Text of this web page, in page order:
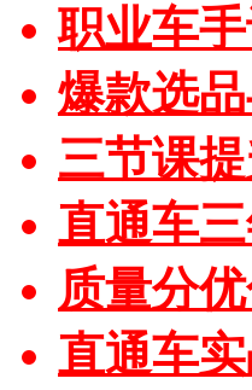
职业车
爆款选
三节课
直通车
质量分
直通车